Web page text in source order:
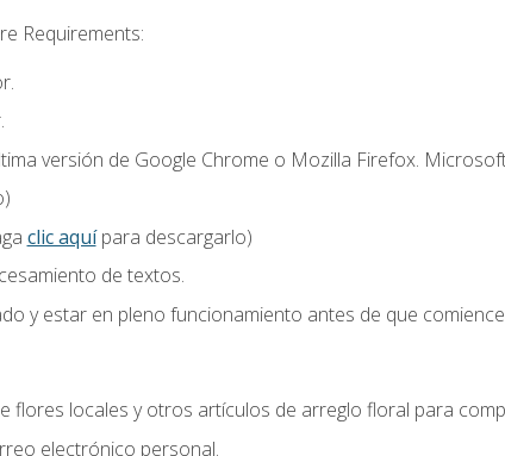
Requirements:
versión de Google Chrome o Mozilla Firefox.
clic aquípara descargarlo)
de textos.
y estar en pleno funcionamiento antes de que
flores locales y otros artículos de arreglo floral para
electrónico personal.